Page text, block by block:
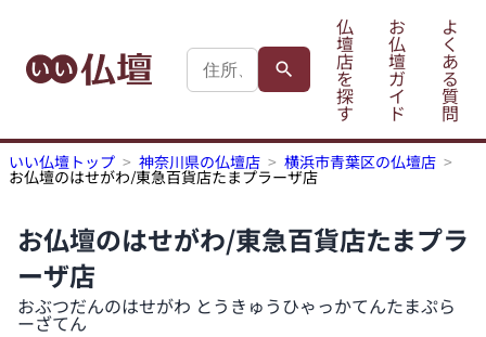
仏
壇
店
を
探
す
お
仏
壇
ガ
イ
ド
よ
く
あ
る
質
問
いい仏壇トップ 神奈川県の仏壇店 横浜市青葉区の仏壇店
お仏壇のはせがわ/東急百貨店たまプラーザ店
お仏壇のはせがわ/東急百貨店たまプラ
ーザ店
おぶつだんのはせがわ とうきゅうひゃっかてんたまぷら
ーざてん